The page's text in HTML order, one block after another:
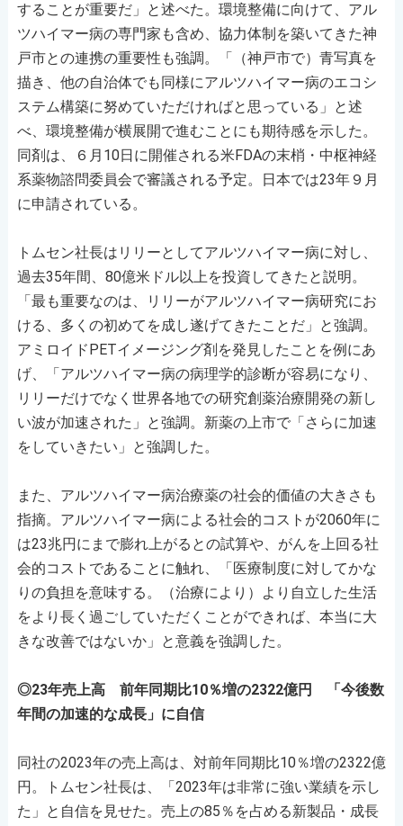
することが重要だ」と述べた。環境整備に向けて、アル
ツハイマー病の専門家も含め、協力体制を築いてきた神
戸市との連携の重要性も強調。「（神戸市で）青写真を
描き、他の自治体でも同様にアルツハイマー病のエコシ
ステム構築に努めていただければと思っている」と述
べ、環境整備が横展開で進むことにも期待感を示した。
同剤は、６月10日に開催される米FDAの末梢・中枢神経
系薬物諮問委員会で審議される予定。日本では23年９月
に申請されている。
トムセン社長はリリーとしてアルツハイマー病に対し、
過去35年間、80億米ドル以上を投資してきたと説明。
「最も重要なのは、リリーがアルツハイマー病研究にお
ける、多くの初めてを成し遂げてきたことだ」と強調。
アミロイドPETイメージング剤を発見したことを例にあ
げ、「アルツハイマー病の病理学的診断が容易になり、
リリーだけでなく世界各地での研究創薬治療開発の新し
い波が加速された」と強調。新薬の上市で「さらに加速
をしていきたい」と強調した。
また、アルツハイマー病治療薬の社会的価値の大きさも
指摘。アルツハイマー病による社会的コストが2060年に
は23兆円にまで膨れ上がるとの試算や、がんを上回る社
会的コストであることに触れ、「医療制度に対してかな
りの負担を意味する。（治療により）より自立した生活
をより長く過ごしていただくことができれば、本当に大
きな改善ではないか」と意義を強調した。
◎23年売上高 前年同期比10％増の2322億円 「今後数
年間の加速的な成長」に自信
同社の2023年の売上高は、対前年同期比10％増の2322億
円。トムセン社長は、「2023年は非常に強い業績を示し
た」と自信を見せた。売上の85％を占める新製品・成長